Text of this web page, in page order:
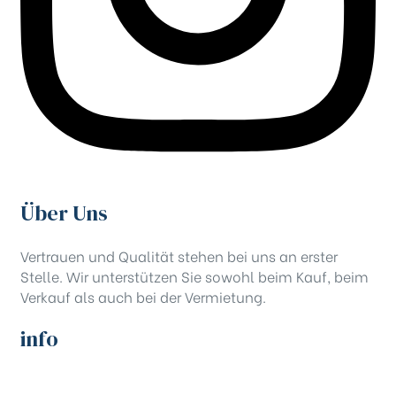
Über Uns
Vertrauen und Qualität stehen bei uns an erster
Stelle. Wir unterstützen Sie sowohl beim Kauf, beim
Verkauf als auch bei der Vermietung.
info